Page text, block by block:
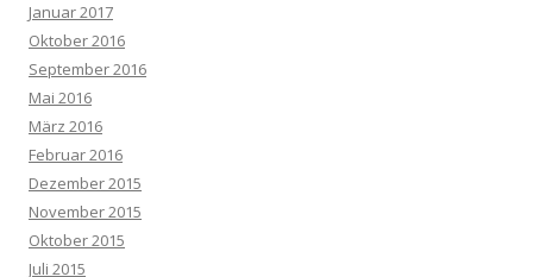
Januar 2017
Oktober 2016
September 2016
Mai 2016
März 2016
Februar 2016
Dezember 2015
November 2015
Oktober 2015
Juli 2015